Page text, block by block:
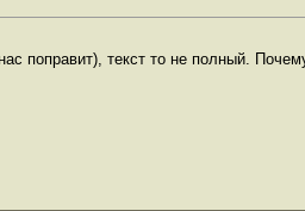
поправит), текст то не полный.